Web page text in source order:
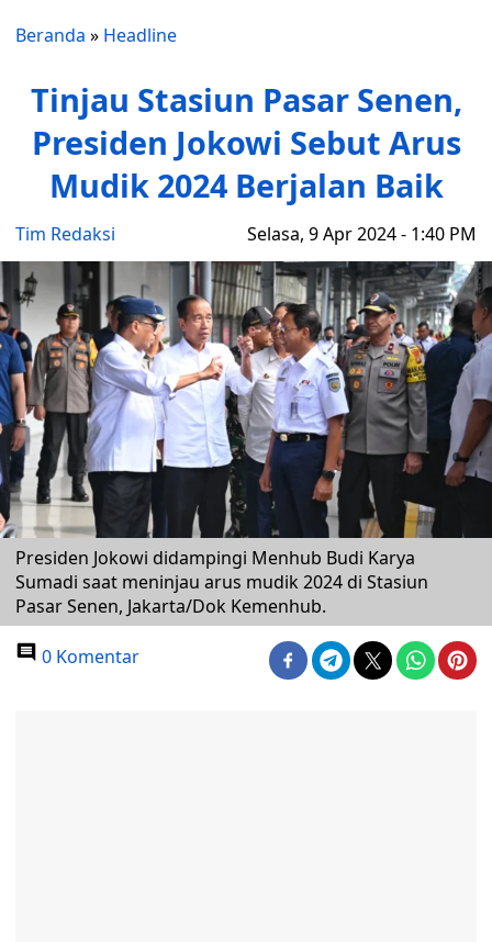
Beranda » Headline
Tinjau Stasiun Pasar Senen,
Presiden Jokowi Sebut Arus
Mudik 2024 Berjalan Baik
Tim Redaksi Selasa, 9 Apr 2024 - 1:40 PM
Presiden Jokowi didampingi Menhub Budi Karya
Sumadi saat meninjau arus mudik 2024 di Stasiun
Pasar Senen, Jakarta/Dok Kemenhub.
0 Komentar